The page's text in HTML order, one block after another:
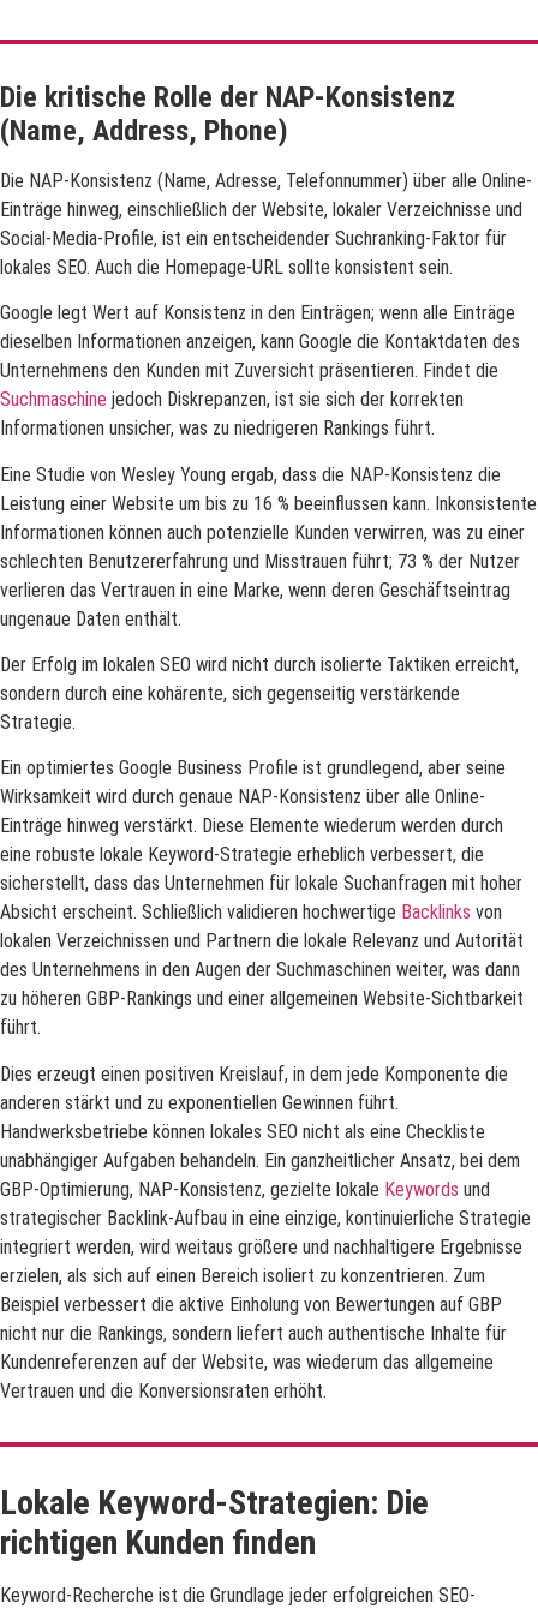
Die kritische Rolle der NAP-Konsistenz
(Name, Address, Phone)
Die NAP-Konsistenz (Name, Adresse, Telefonnummer) über alle Online-
Einträge hinweg, einschließlich der Website, lokaler Verzeichnisse und
Social-Media-Profile, ist ein entscheidender Suchranking-Faktor für
lokales SEO. Auch die Homepage-URL sollte konsistent sein.
Google legt Wert auf Konsistenz in den Einträgen; wenn alle Einträge
dieselben Informationen anzeigen, kann Google die Kontaktdaten des
Unternehmens den Kunden mit Zuversicht präsentieren. Findet die
Suchmaschine jedoch Diskrepanzen, ist sie sich der korrekten
Informationen unsicher, was zu niedrigeren Rankings führt.
Eine Studie von Wesley Young ergab, dass die NAP-Konsistenz die
Leistung einer Website um bis zu 16 % beeinflussen kann. Inkonsistente
Informationen können auch potenzielle Kunden verwirren, was zu einer
schlechten Benutzererfahrung und Misstrauen führt; 73 % der Nutzer
verlieren das Vertrauen in eine Marke, wenn deren Geschäftseintrag
ungenaue Daten enthält.
Der Erfolg im lokalen SEO wird nicht durch isolierte Taktiken erreicht,
sondern durch eine kohärente, sich gegenseitig verstärkende
Strategie.
Ein optimiertes Google Business Profile ist grundlegend, aber seine
Wirksamkeit wird durch genaue NAP-Konsistenz über alle Online-
Einträge hinweg verstärkt. Diese Elemente wiederum werden durch
eine robuste lokale Keyword-Strategie erheblich verbessert, die
sicherstellt, dass das Unternehmen für lokale Suchanfragen mit hoher
Absicht erscheint. Schließlich validieren hochwertige Backlinks von
lokalen Verzeichnissen und Partnern die lokale Relevanz und Autorität
des Unternehmens in den Augen der Suchmaschinen weiter, was dann
zu höheren GBP-Rankings und einer allgemeinen Website-Sichtbarkeit
führt.
Dies erzeugt einen positiven Kreislauf, in dem jede Komponente die
anderen stärkt und zu exponentiellen Gewinnen führt.
Handwerksbetriebe können lokales SEO nicht als eine Checkliste
unabhängiger Aufgaben behandeln. Ein ganzheitlicher Ansatz, bei dem
GBP-Optimierung, NAP-Konsistenz, gezielte lokale Keywords und
strategischer Backlink-Aufbau in eine einzige, kontinuierliche Strategie
integriert werden, wird weitaus größere und nachhaltigere Ergebnisse
erzielen, als sich auf einen Bereich isoliert zu konzentrieren. Zum
Beispiel verbessert die aktive Einholung von Bewertungen auf GBP
nicht nur die Rankings, sondern liefert auch authentische Inhalte für
Kundenreferenzen auf der Website, was wiederum das allgemeine
Vertrauen und die Konversionsraten erhöht.
Lokale Keyword-Strategien: Die
richtigen Kunden finden
Keyword-Recherche ist die Grundlage jeder erfolgreichen SEO-